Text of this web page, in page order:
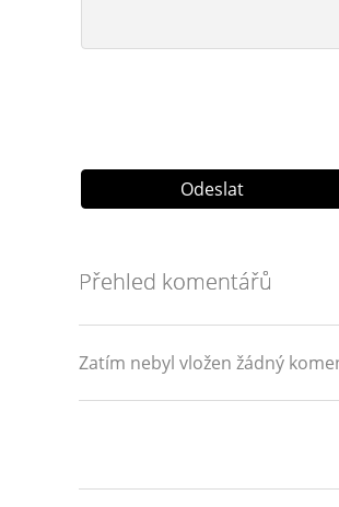
Přehled komentářů
Zatím nebyl vložen žádný